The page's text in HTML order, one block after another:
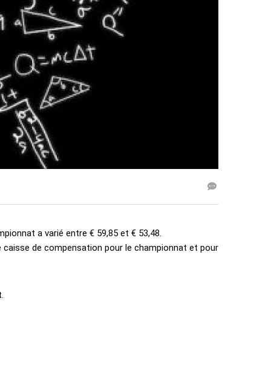
a varié entre € 59,85 et € 53,48.
caisse de compensation pour le championnat et pour